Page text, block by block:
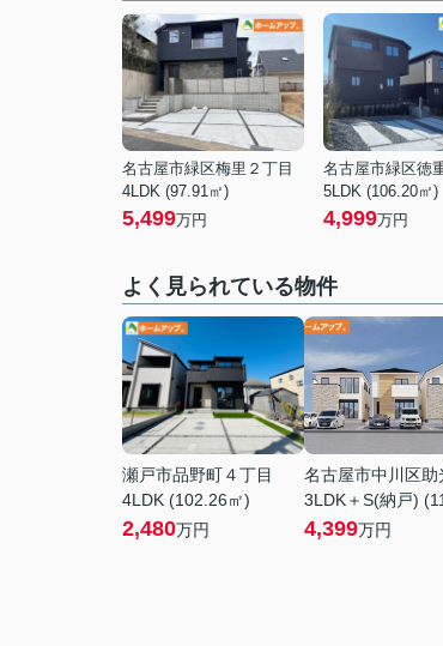
名古屋市緑区梅里２丁目
4LDK (97.91㎡)
5,499万円
名古屋市緑区徳
5LDK (106.20㎡)
4,999万円
よく見られている物件
瀬戸市品野町４丁目
4LDK (102.26㎡)
2,480万円
名古屋市中川区助
3LDK＋S(納戸)
4,399万円